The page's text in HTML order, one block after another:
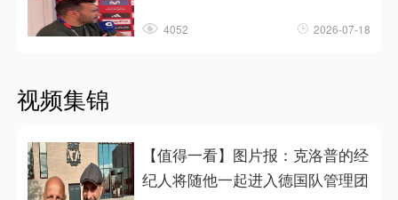
4052 2026-07-18
视频集锦
【值得一看】图片报：克洛普的经
纪人将随他一起进入德国队管理团